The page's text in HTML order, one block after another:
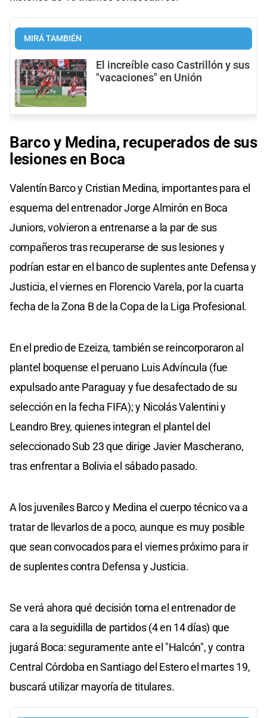
MIRÁ TAMBIÉN
El increíble caso Castrillón y sus
"vacaciones" en Unión
Barco y Medina, recuperados de sus
lesiones en Boca
Valentín Barco y Cristian Medina, importantes para el
esquema del entrenador Jorge Almirón en Boca
Juniors, volvieron a entrenarse a la par de sus
compañeros tras recuperarse de sus lesiones y
podrían estar en el banco de suplentes ante Defensa y
Justicia, el viernes en Florencio Varela, por la cuarta
fecha de la Zona B de la Copa de la Liga Profesional.
En el predio de Ezeiza, también se reincorporaron al
plantel boquense el peruano Luis Advíncula (fue
expulsado ante Paraguay y fue desafectado de su
selección en la fecha FIFA); y Nicolás Valentini y
Leandro Brey, quienes integran el plantel del
seleccionado Sub 23 que dirige Javier Mascherano,
tras enfrentar a Bolivia el sábado pasado.
A los juveniles Barco y Medina el cuerpo técnico va a
tratar de llevarlos de a poco, aunque es muy posible
que sean convocados para el viernes próximo para ir
de suplentes contra Defensa y Justicia.
Se verá ahora qué decisión toma el entrenador de
cara a la seguidilla de partidos (4 en 14 días) que
jugará Boca: seguramente ante el "Halcón", y contra
Central Córdoba en Santiago del Estero el martes 19,
buscará utilizar mayoría de titulares.